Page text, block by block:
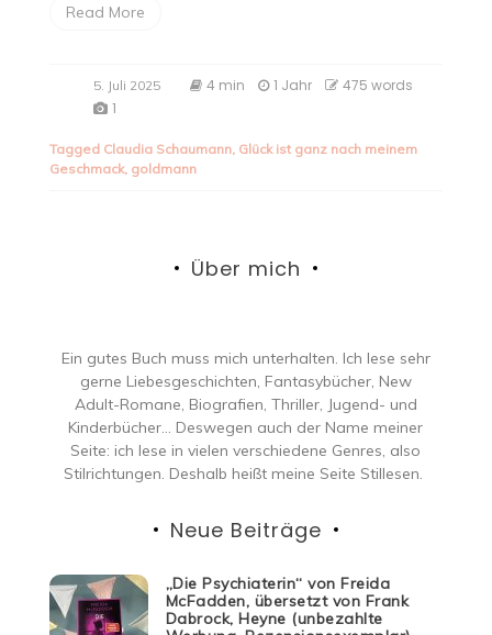
Read More
5. Juli 2025 4 min 1 Jahr
475 words
1
Tagged Claudia Schaumann, Glück ist ganz nach meinem
Geschmack, goldmann
Über mich
Ein gutes Buch muss mich unterhalten. Ich lese sehr
gerne Liebesgeschichten, Fantasybücher, New
Adult-Romane, Biografien, Thriller, Jugend- und
Kinderbücher… Deswegen auch der Name meiner
Seite: ich lese in vielen verschiedene Genres, also
Stilrichtungen. Deshalb heißt meine Seite Stillesen.
Neue Beiträge
„Die Psychiaterin“ von Freida
McFadden, übersetzt von Frank
Dabrock, Heyne (unbezahlte